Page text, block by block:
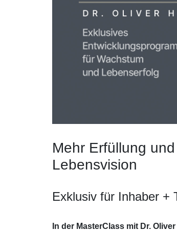
Mehr Erfüllung
Lebensvision
Exklusiv für Inhaber +
In der MasterClass mit Dr.